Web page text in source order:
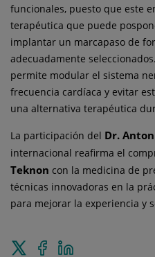
funcionales, puesto que este
terapéutica que puede
implantar un marcapaso de
adecuadamente
permite modular el sistema
frecuencia cardíaca y evitar
una alternativa terapéutica
La participación del Dr.
internacional reafirma el
Teknon con la medicina de
técnicas innovadoras en la
para mejorar la experiencia y
Enviar
Compartir